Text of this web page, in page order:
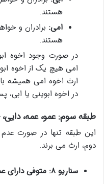
هستند.
امی: برادران و
هستند.
در صورت وجود اخوه
امی هیچ یک از اخوه
ارث اخوه امی همیشه
در اخوه ابوینی یا ابی،
طبقه سوم: عمو، عمه، دایی،
این طبقه تنها در صورت
دوم، ارث می برند.
سناریو ۸: متوفی دارای عمو/عمه و دایی/خاله